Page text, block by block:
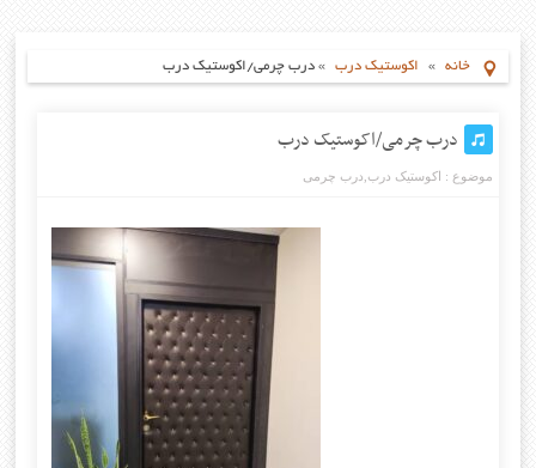
خانه » اکوستیک درب »درب چرمی/اکوستیک درب
درب چرمی/اکوستیک درب
موضوع : اکوستیک درب درب چرمی